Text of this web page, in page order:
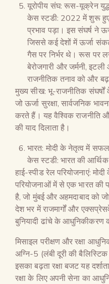
यूरोपीय संघ: रूस-यूक्रेन
केस स्टडी: 2022 में शुरू हुए
प्रभाव पड़ा। इस संघर्ष ने
जिससे कई देशों में ऊर्जा
गैस पर निर्भर थे। रूस पर
बेरोजगारी और जर्मनी,
राजनीतिक तनाव को और
मुख्य सीख: भू-राजनीतिक
जो ऊर्जा सुरक्षा, सार्वजनिक
करते हैं। यह वैश्विक राजनीति
की याद दिलाता है।
भारत: मोदी के नेतृत्व में
केस स्टडी: भारत की आर्थिक
हाई-स्पीड रेल परियोजनाएं:
परियोजनाओं में से एक भारत की
है, जो मुंबई और अहमदाबाद को
देश भर में राजमार्गों और
बुनियादी ढांचे के आधुनिकीकरण
मिसाइल परीक्षण और रक्षा
अग्नि-5 (लंबी दूरी की
इसका बढ़ता रक्षा बजट यह
रक्षा के लिए अपनी सेना का